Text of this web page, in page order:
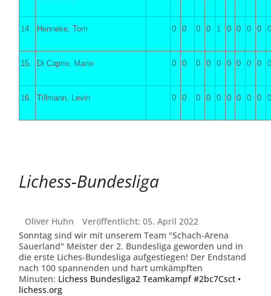
14. Henneke, Tom 0 0 0 0 1 0 0 0 0
15. Di Caprio, Mario 0 0 0 0 0 0 0 0 0
16. Tillmann, Levin 0 0 0 0 0 0 0 0 0
Lichess-Bundesliga
Oliver Huhn
Veröffentlicht: 05. April 2022
Sonntag sind wir mit unserem Team "Schach-Arena
Sauerland" Meister der 2. Bundesliga geworden und in
die erste Liches-Bundesliga aufgestiegen! Der Endstand
nach 100 spannenden und hart umkämpften
Minuten: Lichess Bundesliga2 Teamkampf #2bc7Csct •
lichess.org